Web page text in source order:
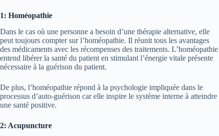
1: Homéopathie
Dans le cas où une personne a besoin d’une thérapie alternative, elle
peut toujours compter sur l’homéopathie. Il réunit tous les avantages
des médicaments avec les récompenses des traitements. L’homéopathie
entend libérer la santé du patient en stimulant l’énergie vitale présente
nécessaire à la guérison du patient.
De plus, l’homéopathie répond à la psychologie impliquée dans le
processus d’auto-guérison car elle inspire le système interne à atteindre
une santé positive.
2: Acupuncture